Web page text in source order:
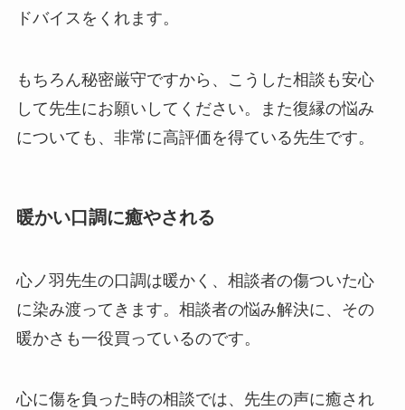
ドバイスをくれます。
もちろん秘密厳守ですから、こうした相談も安心
して先生にお願いしてください。また復縁の悩み
についても、非常に高評価を得ている先生です。
暖かい口調に癒やされる
心ノ羽先生の口調は暖かく、相談者の傷ついた心
に染み渡ってきます。相談者の悩み解決に、その
暖かさも一役買っているのです。
心に傷を負った時の相談では、先生の声に癒され